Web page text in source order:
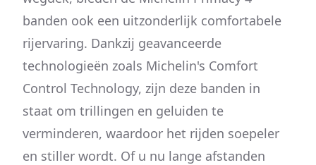
banden ook een uitzonderlijk comfortabele
rijervaring. Dankzij geavanceerde
technologieën zoals Michelin's Comfort
Control Technology, zijn deze banden in
staat om trillingen en geluiden te
verminderen, waardoor het rijden soepeler
en stiller wordt. Of u nu lange afstanden